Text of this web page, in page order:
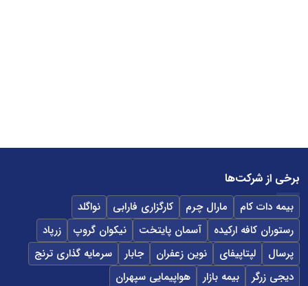
برخی از شرکت‌ها
بیمه دات کام مارال چرم کارگزاری فارابی
نواگلد
رستوران کافه ارکیده
آسمان پایتخت نیکوان گروپ
زرپاد
پرسال
لپتاپیفای نوین زعفران جابار
سرمایه گذاری ترنج
دیجی زرگر
بیمه بازار
هواپیمایی سپهران